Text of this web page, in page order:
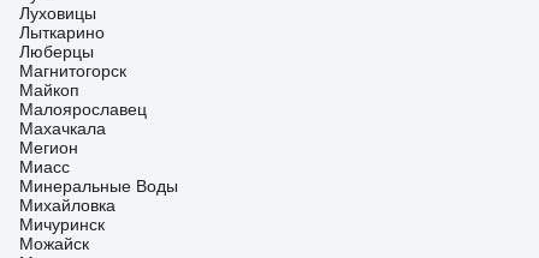
Луховицы
Лыткарино
Люберцы
Магнитогорск
Майкоп
Малоярославец
Махачкала
Мегион
Миасс
Минеральные Воды
Михайловка
Мичуринск
Можайск